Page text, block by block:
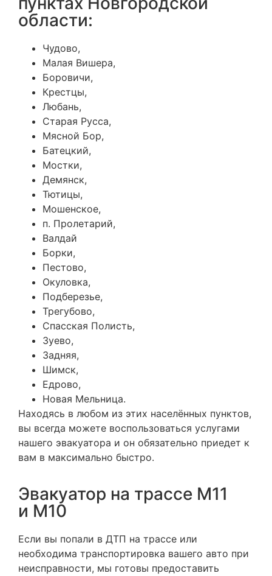
области:
Чудово,
Малая Вишера,
Боровичи,
Крестцы,
Любань,
Старая Русса,
Мясной Бор,
Батецкий,
Мостки,
Демянск,
Тютицы,
Мошенское,
п. Пролетарий,
Валдай
Борки,
Пестово,
Окуловка,
Подберезье,
Трегубово,
Спасская Полисть,
Зуево,
Задняя,
Шимск,
Едрово,
Новая Мельница.
Находясь в любом из этих населённых пунктов,
вы всегда можете воспользоваться услугами
нашего эвакуатора и он обязательно приедет к
вам в максимально быстро.
Эвакуатор на трассе М11
и М10
Если вы попали в ДТП на трассе или
необходима транспортировка вашего авто при
неисправности, мы готовы предоставить